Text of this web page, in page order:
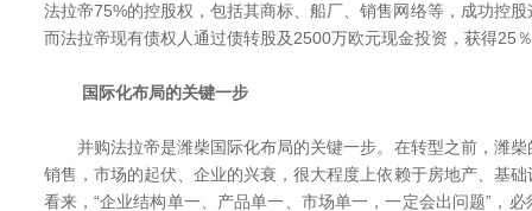
法拉帝75%的控股权，包括其商标、船厂、销售网络等，成功控
而法拉帝现有债权人通过债转股及2500万欧元现金投资，获得25
国际化布局的关键一步
并购法拉帝是潍柴国际化布局的关键一步。在转型之前，潍柴
销售，市场的起伏、企业的兴衰，很大程度上依赖于房地产、基
看来，“企业结构单一、产品单一、市场单一，一定会出问题”，